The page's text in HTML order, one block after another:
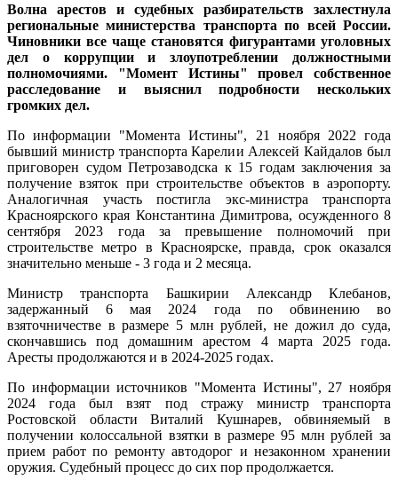
Волна арестов и судебных разбирательств захлестнула
региональные министерства транспорта по всей России.
Чиновники все чаще становятся фигурантами уголовных
дел о коррупции и злоупотреблении должностными
полномочиями. "Момент Истины" провел собственное
расследование и выяснил подробности нескольких
громких дел.
По информации "Момента Истины", 21 ноября 2022 года
бывший министр транспорта Карелии Алексей Кайдалов был
приговорен судом Петрозаводска к 15 годам заключения за
получение взяток при строительстве объектов в аэропорту.
Аналогичная участь постигла экс-министра транспорта
Красноярского края Константина Димитрова, осужденного 8
сентября 2023 года за превышение полномочий при
строительстве метро в Красноярске, правда, срок оказался
значительно меньше - 3 года и 2 месяца.
Министр транспорта Башкирии Александр Клебанов,
задержанный 6 мая 2024 года по обвинению во
взяточничестве в размере 5 млн рублей, не дожил до суда,
скончавшись под домашним арестом 4 марта 2025 года.
Аресты продолжаются и в 2024-2025 годах.
По информации источников "Момента Истины", 27 ноября
2024 года был взят под стражу министр транспорта
Ростовской области Виталий Кушнарев, обвиняемый в
получении колоссальной взятки в размере 95 млн рублей за
прием работ по ремонту автодорог и незаконном хранении
оружия. Судебный процесс до сих пор продолжается.